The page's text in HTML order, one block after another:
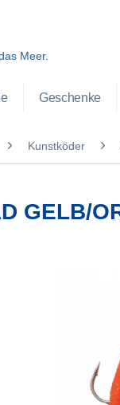
Meer.
Geschenke
Kunstköder
GELB/